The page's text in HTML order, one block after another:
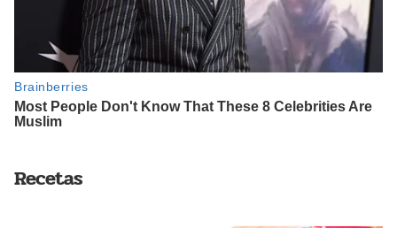
Recetas